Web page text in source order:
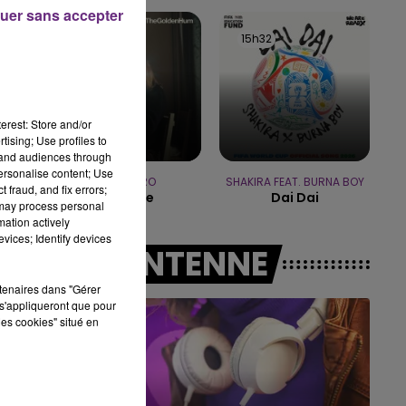
19h15 - 20h00
LA RADIO POP
REMY ZERO
Save Me
15h32
15h32
SHAKIRA FEAT. BURNA BOY
Dai Dai
A L'ANTENNE
Store and/or
Use profiles to
audiences through
content; Use
fraud, and fix errors;
process personal
actively
Identify devices
dans "Gérer
que pour
cookies" situé en
sans accepter